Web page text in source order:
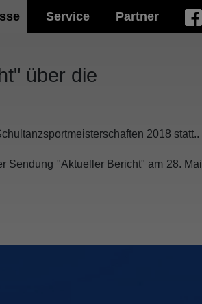
Service Partner
über die
2018 statt..
Sendung "Aktueller Bericht" am 28. Mai